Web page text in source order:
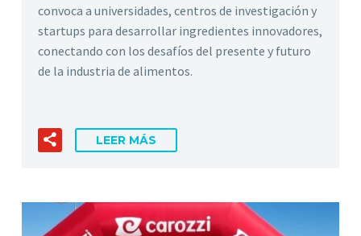
convoca a universidades, centros de investigación y
startups para desarrollar ingredientes innovadores,
conectando con los desafíos del presente y futuro
de la industria de alimentos.
LEER MÁS